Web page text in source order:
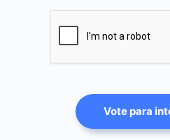
Vote para